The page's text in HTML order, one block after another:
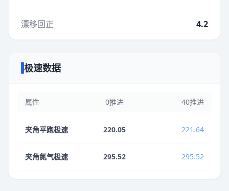
漂移回正 4.2
极速数据
属性 0推进 40推进
夹角平跑极速 220.05 221.64
夹角氮气极速 295.52 295.52